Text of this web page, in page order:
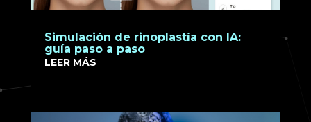
Simulación de rinoplastía con IA:
guía paso a paso
LEER MÁS